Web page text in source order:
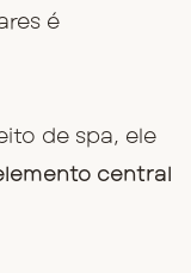
é
de spa, ele
central